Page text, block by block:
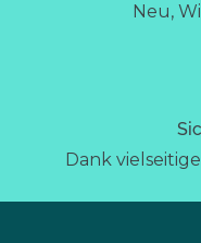
Neu,
Dank